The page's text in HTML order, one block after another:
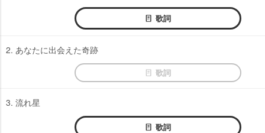
歌詞
2. あなたに出会えた奇跡
歌詞
3. 流れ星
歌詞